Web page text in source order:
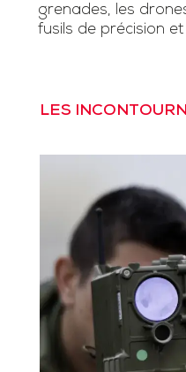
grenades, les
fusils de précision
LES